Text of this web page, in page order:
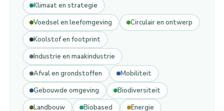
Klimaat en strategie
Voedsel en leefomgeving
Circulair en ontwerp
Koolstof en footprint
Industrie en maakindustrie
Afval en grondstoffen
Mobiliteit
Gebouwde omgeving
Biodiversiteit
Landbouw
Biobased
Energie